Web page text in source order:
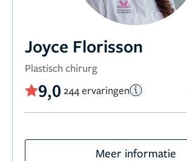
Joyce Florisson
Plastisch chirurg
9,0 244 ervaringen
Meer informatie